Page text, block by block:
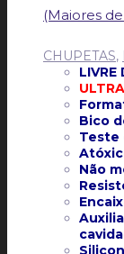
(Maiores
CHUPETAS,
LIVRE
Bico
Teste
Não